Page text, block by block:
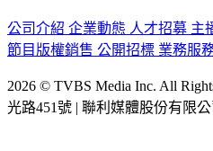
公司介紹 企業動態 人才招募 主
節目版權銷售 公開招標 業務服
2026 © TVBS Media Inc. All
光路451號 | 聯利媒體股份有限公